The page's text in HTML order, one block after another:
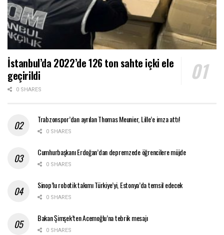
İstanbul’da 2022’de 126 ton sahte içki ele
geçirildi
0 SHARES
Trabzonspor’dan ayrılan Thomas Meunier, Lille’e imza attı!
0 SHARES
Cumhurbaşkanı Erdoğan’dan depremzede öğrencilere müjde
0 SHARES
Sinop’lu robotik takımı Türkiye’yi, Estonya’da temsil edecek
0 SHARES
Bakan Şimşek’ten Acemoğlu’na tebrik mesajı
0 SHARES